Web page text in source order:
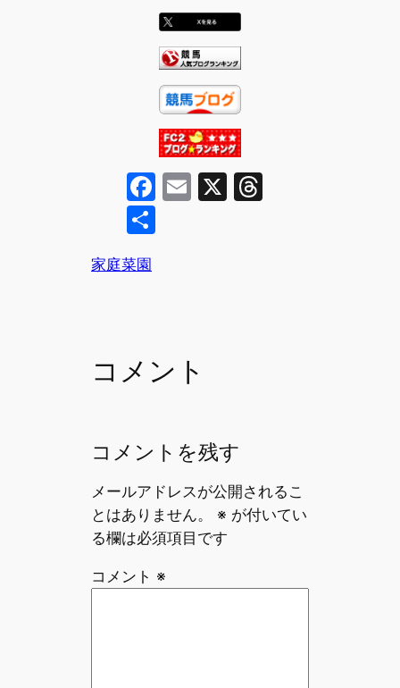
F
a
c
o
k
E X T
共
家庭菜園
コメント
コメントを残す
メールアドレスが公開されるこ
とはありません。
※ が付いてい
る欄は必須項目です
コメント ※